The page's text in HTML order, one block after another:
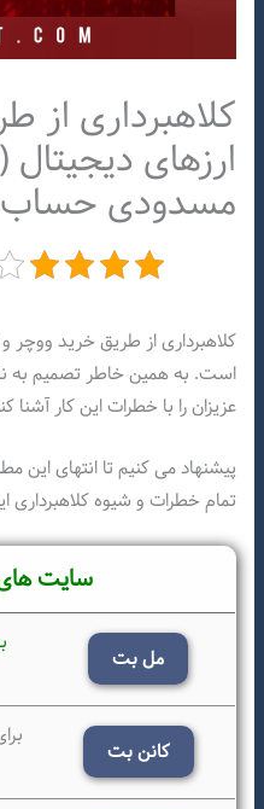
کلاهبرداری از
ارزهای
مسدودی حساب
کلاهبرداری از طریق خرید ووچر
است. به همین خاطر تصمیم به
عزیزان را با خطرات این کار آشنا
پیشنهاد می کنیم تا انتهای این
تمام خطرات و شیوه کلاهبرداری
سایت
مل بت
کانن بت